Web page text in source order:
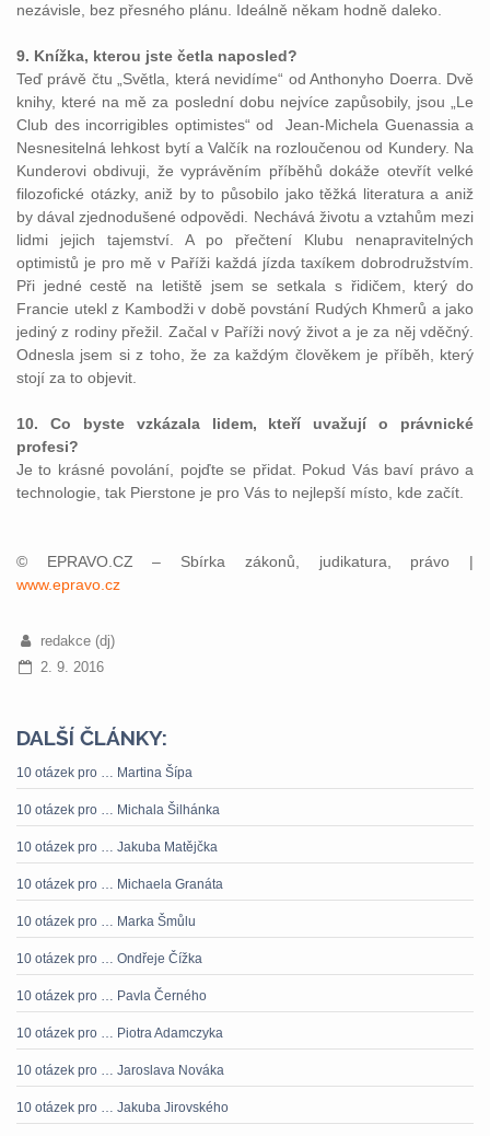
nezávisle, bez přesného plánu. Ideálně někam hodně daleko.
9. Knížka, kterou jste četla naposled?
Teď právě čtu „Světla, která nevidíme“ od Anthonyho Doerra. Dvě
knihy, které na mě za poslední dobu nejvíce zapůsobily, jsou „Le
Club des incorrigibles optimistes“ od Jean-Michela Guenassia a
Nesnesitelná lehkost bytí a Valčík na rozloučenou od Kundery. Na
Kunderovi obdivuji, že vyprávěním příběhů dokáže otevřít velké
filozofické otázky, aniž by to působilo jako těžká literatura a aniž
by dával zjednodušené odpovědi. Nechává životu a vztahům mezi
lidmi jejich tajemství. A po přečtení Klubu nenapravitelných
optimistů je pro mě v Paříži každá jízda taxíkem dobrodružstvím.
Při jedné cestě na letiště jsem se setkala s řidičem, který do
Francie utekl z Kambodži v době povstání Rudých Khmerů a jako
jediný z rodiny přežil. Začal v Paříži nový život a je za něj vděčný.
Odnesla jsem si z toho, že za každým člověkem je příběh, který
stojí za to objevit.
10. Co byste vzkázala lidem, kteří uvažují o právnické
profesi?
Je to krásné povolání, pojďte se přidat. Pokud Vás baví právo a
technologie, tak Pierstone je pro Vás to nejlepší místo, kde začít.
© EPRAVO.CZ – Sbírka zákonů, judikatura, právo |
www.epravo.cz
redakce (dj)
2. 9. 2016
DALŠÍ ČLÁNKY:
10 otázek pro … Martina Šípa
10 otázek pro … Michala Šilhánka
10 otázek pro … Jakuba Matějčka
10 otázek pro … Michaela Granáta
10 otázek pro … Marka Šmůlu
10 otázek pro … Ondřeje Čížka
10 otázek pro … Pavla Černého
10 otázek pro … Piotra Adamczyka
10 otázek pro … Jaroslava Nováka
10 otázek pro … Jakuba Jirovského